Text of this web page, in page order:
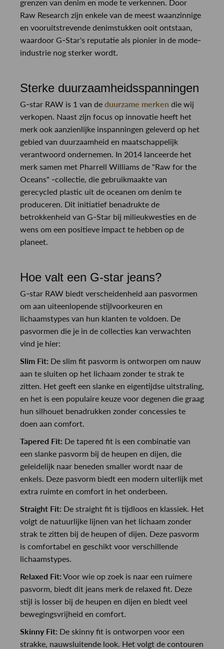
grenzen van denim en mode te verkennen. Door
Raw Research zijn enkele van de meest waanzinnige
en vooruitstrevende denimstukken ooit ontstaan,
waardoor G-Star's reputatie als pionier in de mode-
industrie nog sterker wordt.
Sterke duurzaamheidsspanningen
G-star RAW is 1 van de duurzame merken die wij
verkopen. Naast zijn focus op innovatie heeft het
merk ook aanzienlijke inspanningen geleverd op het
gebied van duurzaamheid en maatschappelijk
verantwoord ondernemen. In 2014 lanceerde het
merk samen met Pharrell Williams de "Raw for the
Oceans" -collectie, die gebruikmaakte van
gerecycled plastic uit de oceanen om denim te
produceren. Dit initiatief benadrukte de
betrokkenheid van G-Star bij milieukwesties en de
wens om een positieve impact te hebben op de
planeet.
Hoe valt een G-star jeans?
G-star RAW biedt verscheidenheid aan pasvormen
om aan uiteenlopende stijlvoorkeuren en
lichaamstypes van hun klanten te voldoen. De
pasvormen die je in de collecties kan verwachten
vind je hier:
Slim Fit: De slim fit pasvorm is ontworpen om nauw
aan te sluiten op het lichaam zonder te strak te
zitten. Het geeft een slanke en eigentijdse uitstraling,
en het is een populaire keuze voor degenen die graag
hun silhouet benadrukken zonder concessies te
doen aan comfort.
Tapered Fit: De tapered fit is een combinatie van
een slanke pasvorm bij de heupen en dijen, die
geleidelijk naar beneden smaller wordt naar de
enkels. Deze pasvorm biedt een modern uiterlijk met
extra ruimte en comfort in het onderbeen.
Straight Fit: De straight fit is tijdloos en klassiek. Het
volgt de natuurlijke lijnen van het lichaam zonder
strak te zitten bij de heupen of dijen. Deze pasvorm
is comfortabel en geschikt voor verschillende
lichaamstypes.
Relaxed Fit: Voor wie op zoek is naar een ruimere
pasvorm, biedt dit jeans merk de relaxed fit. Deze
stijl is losser bij de heupen en dijen en biedt veel
bewegingsvrijheid en comfort.
Skinny Fit: De skinny fit is ontworpen voor een
strakke, nauwsluitende look. Het volgt de contouren